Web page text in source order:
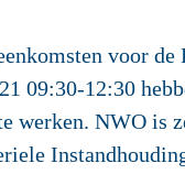
voor
09:30-12:30
werken. NWO is